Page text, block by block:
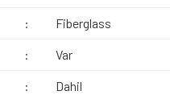
: Fiberglass
: Var
: Dahil